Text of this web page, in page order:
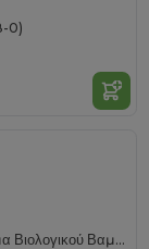
0)
Φούτερ από Οικολογικό Μείγμα Βιολογικού Βαμβακιού